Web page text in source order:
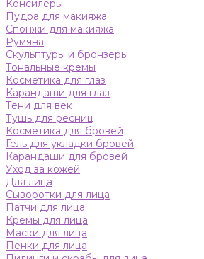
Консилеры
Пудра для макияжа
Спонжи для макияжа
Румяна
Скульптуры и бронзеры
Тональные кремы
Косметика для глаз
Карандаши для глаз
Тени для век
Тушь для ресниц
Косметика для бровей
Гель для укладки бровей
Карандаши для бровей
Уход за кожей
Для лица
Сыворотки для лица
Патчи для лица
Кремы для лица
Маски для лица
Пенки для лица